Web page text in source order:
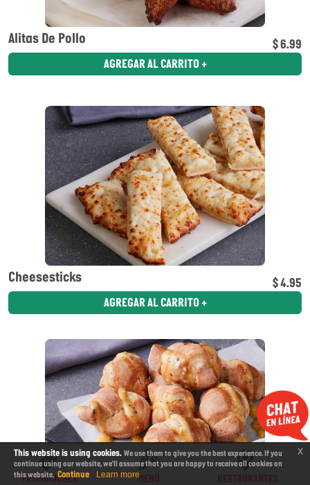
PROMOCIONES MENÚ
Alitas De Pollo $ 6.99
AGREGAR AL CARRITO +
Cheesesticks $ 4.95
AGREGAR AL CARRITO +
This website is using cookies. We use them to give you the best experience. If you
continue using our website, we'll assume that you are happy to receive all cookies on
this website. Continue Learn more
x